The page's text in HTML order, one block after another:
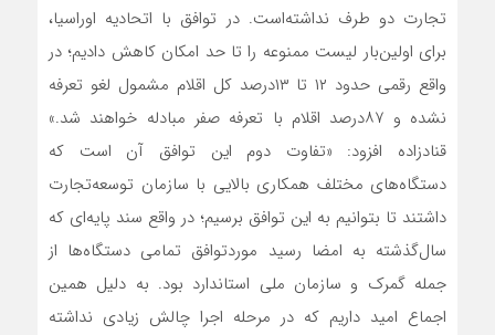
تجارت دو طرف نداشته‌است. در توافق با اتحادیه اوراسیا،
برای اولین‌بار لیست ممنوعه را تا حد امکان کاهش دادیم؛ در
واقع رقمی حدود ۱۲ تا ۱۳‌درصد کل اقلام مشمول لغو تعرفه
نشده و ۸۷‌درصد اقلام با تعرفه صفر مبادله خواهند شد.»
قنادزاده افزود: «تفاوت دوم این توافق آن است که
دستگاه‌های مختلف همکاری بالایی با سازمان توسعه‌تجارت
داشتند تا بتوانیم به این توافق برسیم؛ در واقع سند پایه‌‌‌‌‌ای که
سال‌گذشته به امضا رسید ‌مورد‌توافق تمامی دستگاه‌ها از
جمله گمرک و سازمان ملی استاندارد بود. به دلیل همین
اجماع امید داریم که در مرحله اجرا چالش زیادی نداشته